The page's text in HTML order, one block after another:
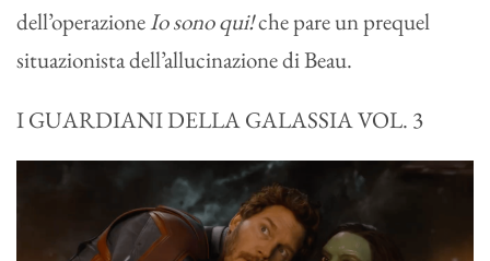
dell’operazioneIo sono qui!che pare un prequel
situazionista dell’allucinazione di Beau.
I GUARDIANI DELLA GALASSIA VOL. 3